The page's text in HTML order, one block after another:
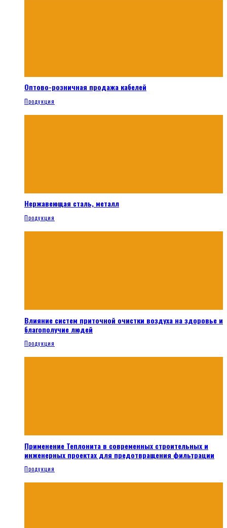
Оптово-розничная продажа кабелей
Продукция
Нержавеющая сталь, металл
Продукция
Влияние систем приточной очистки воздуха на здоровье и
благополучие людей
Продукция
Применение Теплонита в современных строительных и
инженерных проектах для предотвращения фильтрации
Продукция